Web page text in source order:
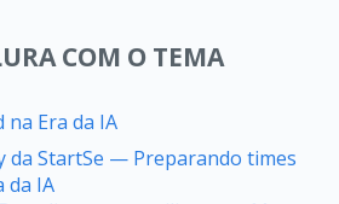
COM O TEMA
na Era da IA
da StartSe — Preparando times
da IA